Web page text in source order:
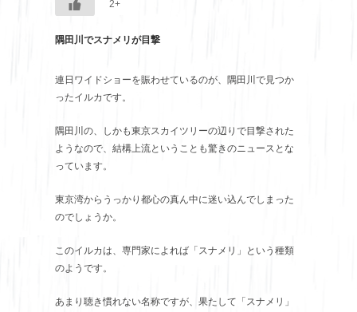
2+
隅田川でスナメリが目撃
連日ワイドショーを賑わせているのが、隅田川で見つか
ったイルカです。
隅田川の、しかも東京スカイツリーの辺りで目撃された
ようなので、結構上流ということも驚きのニュースとな
っています。
東京湾からうっかり都心の真ん中に迷い込んでしまった
のでしょうか。
このイルカは、専門家によれば「スナメリ」という種類
のようです。
あまり聴き慣れない名称ですが、果たして「スナメリ」